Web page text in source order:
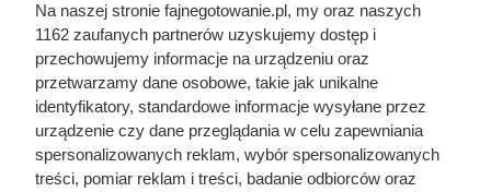
Jedna z najlepszych kaw
premium w promocji.
Błyskawicznie znika z
półek
Na naszej stronie fajnegotowanie.pl, my oraz naszych
1162 zaufanych partnerów uzyskujemy dostęp i
przechowujemy informacje na urządzeniu oraz
przetwarzamy dane osobowe, takie jak unikalne
identyfikatory, standardowe informacje wysyłane przez
urządzenie czy dane przeglądania w celu zapewniania
spersonalizowanych reklam, wybór spersonalizowanych
treści, pomiar reklam i treści, badanie odbiorców oraz